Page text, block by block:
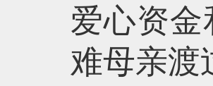
爱心资金
难母亲渡